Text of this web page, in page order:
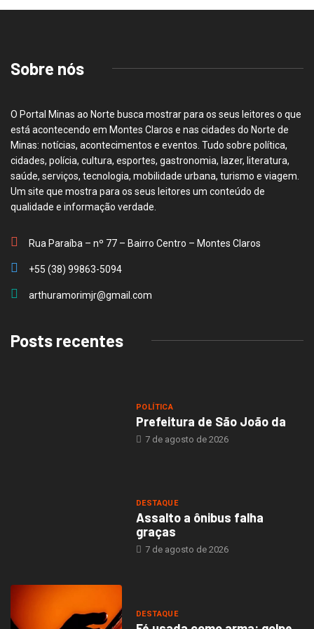
Sobre nós
O Portal Minas ao Norte busca mostrar para os seus leitores o que
está acontecendo em Montes Claros e nas cidades do Norte de
Minas: notícias, acontecimentos e eventos. Tudo sobre política,
cidades, polícia, cultura, esportes, gastronomia, lazer, literatura,
saúde, serviços, tecnologia, mobilidade urbana, turismo e viagem.
Um site que mostra para os seus leitores um conteúdo de
qualidade e informação verdade.
Rua Paraíba – nº 77 – Bairro Centro – Montes Claros
+55 (38) 99863-5094
arthuramorimjr@gmail.com
Posts recentes
POLÍTICA
Prefeitura de São João da
7 de agosto de 2026
DESTAQUE
Assalto a ônibus falha
graças
7 de agosto de 2026
DESTAQUE